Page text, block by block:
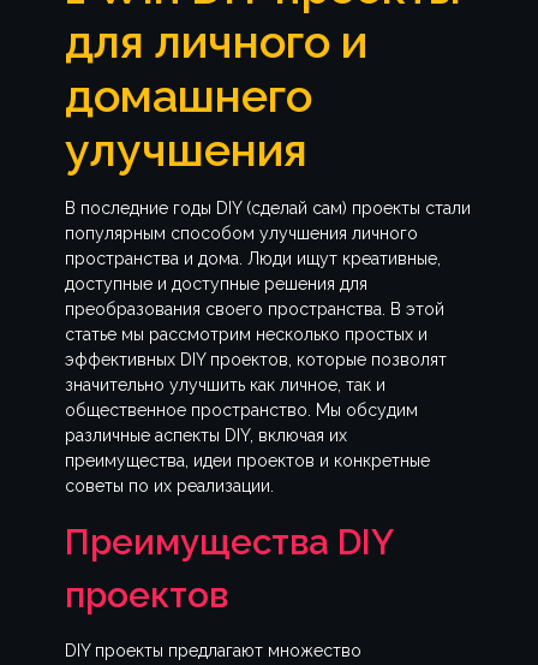
для личного и
домашнего
улучшения
В последние годы DIY (сделай сам) проекты стали
популярным способом улучшения личного
пространства и дома. Люди ищут креативные,
доступные и доступные решения для
преобразования своего пространства. В этой
статье мы рассмотрим несколько простых и
эффективных DIY проектов, которые позволят
значительно улучшить как личное, так и
общественное пространство. Мы обсудим
различные аспекты DIY, включая их
преимущества, идеи проектов и конкретные
советы по их реализации.
Преимущества DIY
проектов
DIY проекты предлагают множество